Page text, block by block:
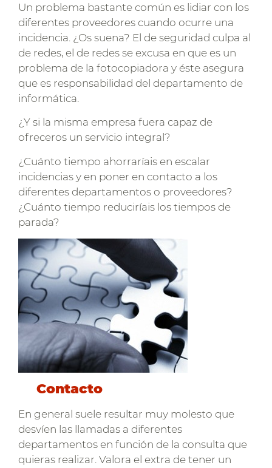
Un problema bastante común es lidiar con los
diferentes proveedores cuando ocurre una
incidencia. ¿Os suena? El de seguridad culpa al
de redes, el de redes se excusa en que es un
problema de la fotocopiadora y éste asegura
que es responsabilidad del departamento de
informática.
¿Y si la misma empresa fuera capaz de
ofreceros un servicio integral?
¿Cuánto tiempo ahorraríais en escalar
incidencias y en poner en contacto a los
diferentes departamentos o proveedores?
¿Cuánto tiempo reduciríais los tiempos de
parada?
Contacto
En general suele resultar muy molesto que
desvíen las llamadas a diferentes
departamentos en función de la consulta que
quieras realizar. Valora el extra de tener un